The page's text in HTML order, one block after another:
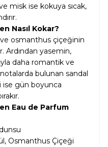
misk ise kokuya sıcak,
Nasıl Kokar?
ve osmanthus çiçeğinin
Ardından yasemin,
daha romantik ve
bulunan sandal
ise gün boyunca
Eau de Parfum
Osmanthus Çiçeği